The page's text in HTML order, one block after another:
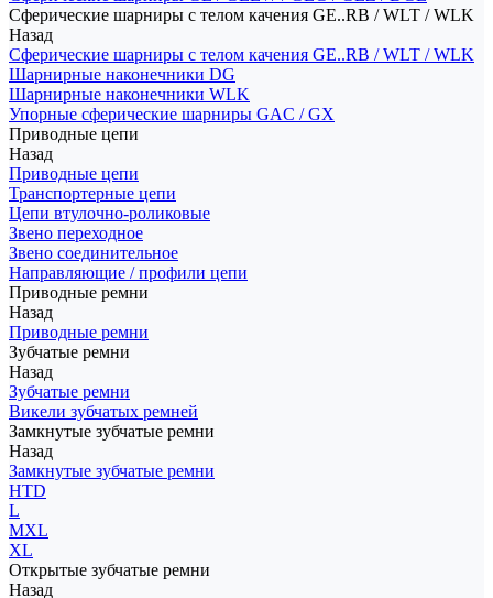
Сферические шарниры с телом качения GE..RB / WLT / WLK
Назад
Сферические шарниры с телом качения GE..RB / WLT / WLK
Шарнирные наконечники DG
Шарнирные наконечники WLK
Упорные сферические шарниры GAC / GX
Приводные цепи
Назад
Приводные цепи
Транспортерные цепи
Цепи втулочно-роликовые
Звено переходное
Звено соединительное
Направляющие / профили цепи
Приводные ремни
Назад
Приводные ремни
Зубчатые ремни
Назад
Зубчатые ремни
Викели зубчатых ремней
Замкнутые зубчатые ремни
Назад
Замкнутые зубчатые ремни
HTD
L
MXL
XL
Открытые зубчатые ремни
Назад